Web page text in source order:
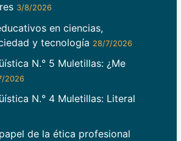
3/8/2026
en ciencias,
y tecnología 28/7/2026
N.° 5 Muletillas: ¿Me
2026
N.° 4 Muletillas: Literal
de la ética profesional